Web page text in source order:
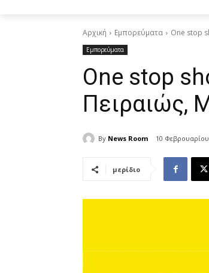
Αρχική Εμπορεύματα One stop
Εμπορεύματα
One stop
Πειραιώς,
By News Room 10
μερίδιο